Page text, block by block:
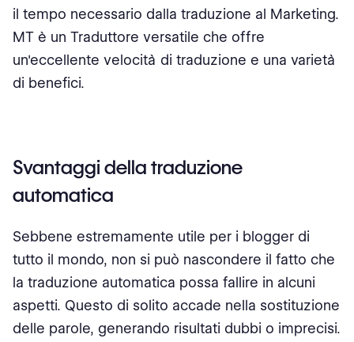
il tempo necessario dalla traduzione al Marketing.
MT è un Traduttore versatile che offre
un'eccellente velocità di traduzione e una varietà
di benefici.
Svantaggi della traduzione
automatica
Sebbene estremamente utile per i blogger di
tutto il mondo, non si può nascondere il fatto che
la traduzione automatica possa fallire in alcuni
aspetti. Questo di solito accade nella sostituzione
delle parole, generando risultati dubbi o imprecisi.